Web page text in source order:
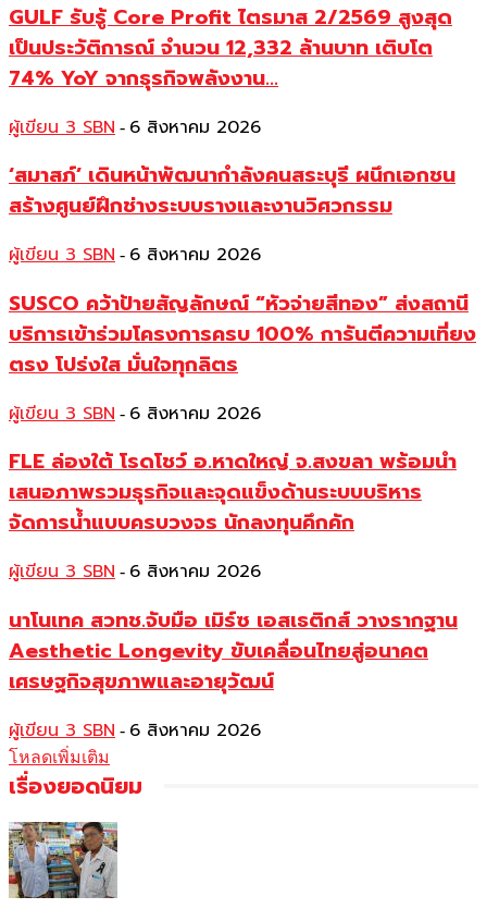
GULF รับรู้ Core Profit ไตรมาส 2/2569 สูงสุด
เป็นประวัติการณ์ จำนวน 12,332 ล้านบาท เติบโต
74% YoY จากธุรกิจพลังงาน...
ผู้เขียน 3 SBN - 6 สิงหาคม 2026
‘สมาสภ์’ เดินหน้าพัฒนากำลังคนสระบุรี ผนึกเอกชน
สร้างศูนย์ฝึกช่างระบบรางและงานวิศวกรรม
ผู้เขียน 3 SBN - 6 สิงหาคม 2026
SUSCO คว้าป้ายสัญลักษณ์ “หัวจ่ายสีทอง” ส่งสถานี
บริการเข้าร่วมโครงการครบ 100% การันตีความเที่ยง
ตรง โปร่งใส มั่นใจทุกลิตร
ผู้เขียน 3 SBN - 6 สิงหาคม 2026
FLE ล่องใต้ โรดโชว์ อ.หาดใหญ่ จ.สงขลา พร้อมนำ
เสนอภาพรวมธุรกิจและจุดแข็งด้านระบบบริหาร
จัดการน้ำแบบครบวงจร นักลงทุนคึกคัก
ผู้เขียน 3 SBN - 6 สิงหาคม 2026
นาโนเทค สวทช.จับมือ เมิร์ซ เอสเธติกส์ วางรากฐาน
Aesthetic Longevity ขับเคลื่อนไทยสู่อนาคต
เศรษฐกิจสุขภาพและอายุวัฒน์
ผู้เขียน 3 SBN - 6 สิงหาคม 2026
โหลดเพิ่มเติม
เรื่องยอดนิยม